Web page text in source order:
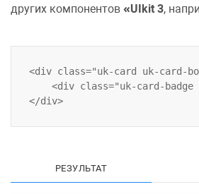
других компонентов
UIkit 3,
<div class="uk-card uk-card-
<div class="uk-card-badge
РЕЗУЛЬТАТ